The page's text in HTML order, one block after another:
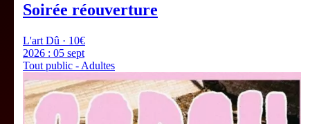
Soirée réouverture
L'art Dû · 10€
2026 : 05 sept
Tout public - Adultes